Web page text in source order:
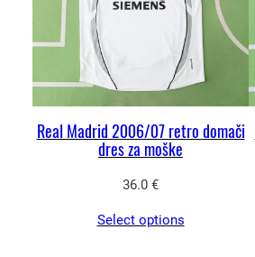
Real Madrid 2006/07 retro domači
dres za moške
36.0 €
Select options